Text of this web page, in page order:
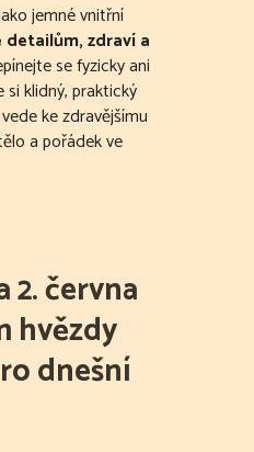
jemné vnitřní
detailům, zdraví a
se fyzicky ani
klidný, praktický
ke zdravějšímu
a pořádek ve
2. června
hvězdy
dnešní